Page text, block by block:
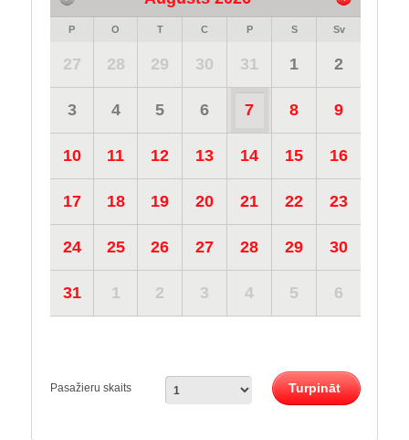
P O T C P S Sv
27 28 29 30 31 1 2
3 4 5 6 7 8 9
10 11 12 13 14 15 16
17 18 19 20 21 22 23
24 25 26 27 28 29 30
31 1 2 3 4 5 6
Pasažieru skaits Turpināt